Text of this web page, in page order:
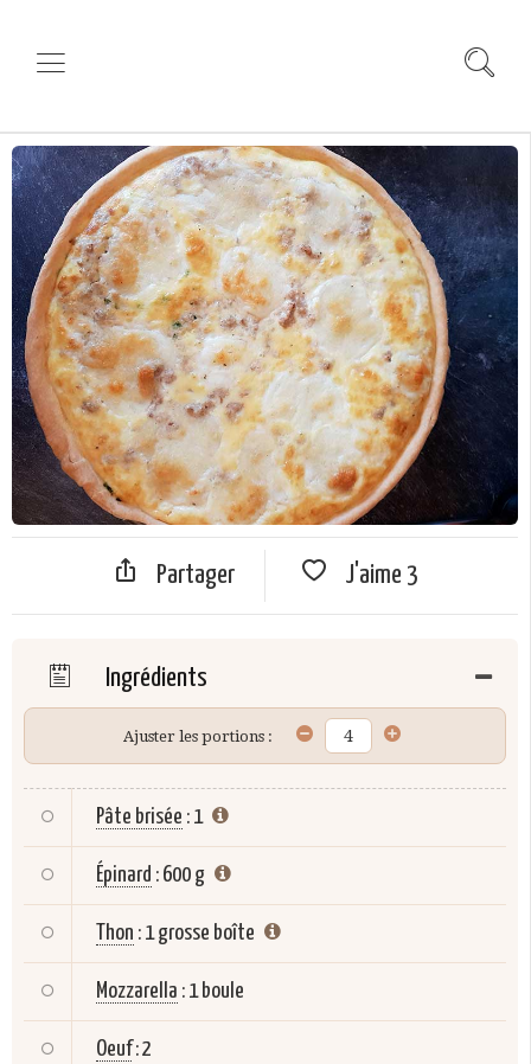
Partager J'aime 3
Ingrédients
Ajuster les portions :
Pâte brisée : 1
Épinard : 600 g
Thon : 1 grosse boîte
Mozzarella : 1 boule
Oeuf :2